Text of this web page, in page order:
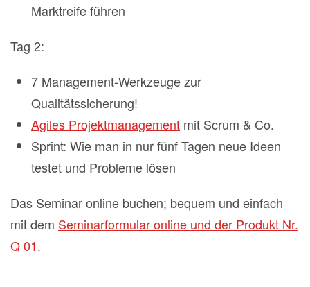
Marktreife führen
Tag 2:
7 Management-Werkzeuge zur
Qualitätssicherung!
Agiles Projektmanagement mit Scrum & Co.
Sprint: Wie man in nur fünf Tagen neue Ideen
testet und Probleme lösen
Das Seminar online buchen; bequem und einfach
mit dem Seminarformular online und der Produkt Nr.
Q 01.